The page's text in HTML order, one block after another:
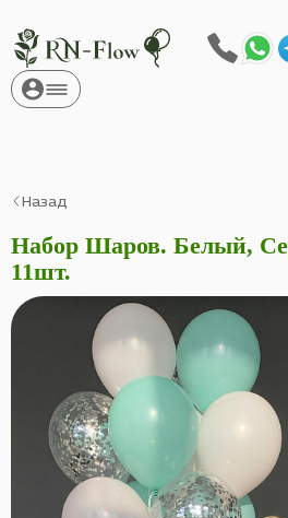
Назад
Набор Шаров. Белый,
11шт.